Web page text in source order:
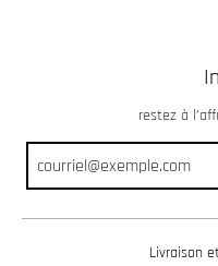
n
_
restez à
Livraison